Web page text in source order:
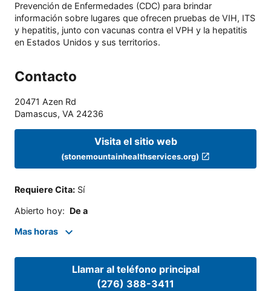
Prevención de Enfermedades (CDC) para brindar
información sobre lugares que ofrecen pruebas de VIH, ITS
y hepatitis, junto con vacunas contra el VPH y la hepatitis
en Estados Unidos y sus territorios.
Contacto
20471 Azen Rd
Damascus, VA 24236
Visita el sitio web
(stonemountainhealthservices.org)
Requiere Cita: Sí
Abierto hoy: De a
Mas horas
Llamar al teléfono principal
(276) 388-3411